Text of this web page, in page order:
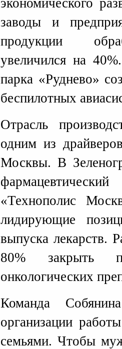
экономического
заводы и
продукции
увеличился на
парка «Руднево»
беспилотных
Отрасль
одним из
Москвы. В
«Технополис
лидирующие
выпуска лекарств.
80% закрыть
онкологических
Команда
организации
семьями. Чтобы